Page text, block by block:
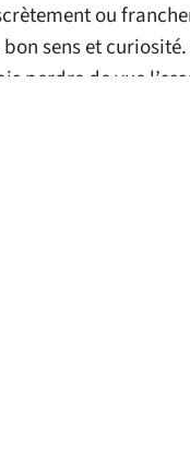
ou
sens et
perdre de vue